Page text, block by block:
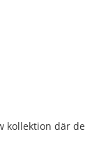
där